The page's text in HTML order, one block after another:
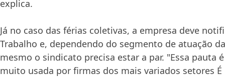
explica.
Já no caso das férias coletivas, a empresa deve
Trabalho e, dependendo do segmento de atuação
mesmo o sindicato precisa estar a par. "Essa pauta
muito usada por firmas dos mais variados setores